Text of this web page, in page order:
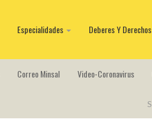
Especialidades Deberes Y Derechos
Correo Minsal Video-Coronavirus